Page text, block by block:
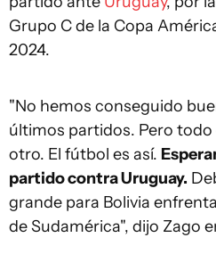
Grupo C de la Copa
2024.
"No hemos conseguido
últimos partidos. Pero
otro. El fútbol es así.
partido contra Uruguay.
grande para Bolivia
de Sudamérica", dijo Zago